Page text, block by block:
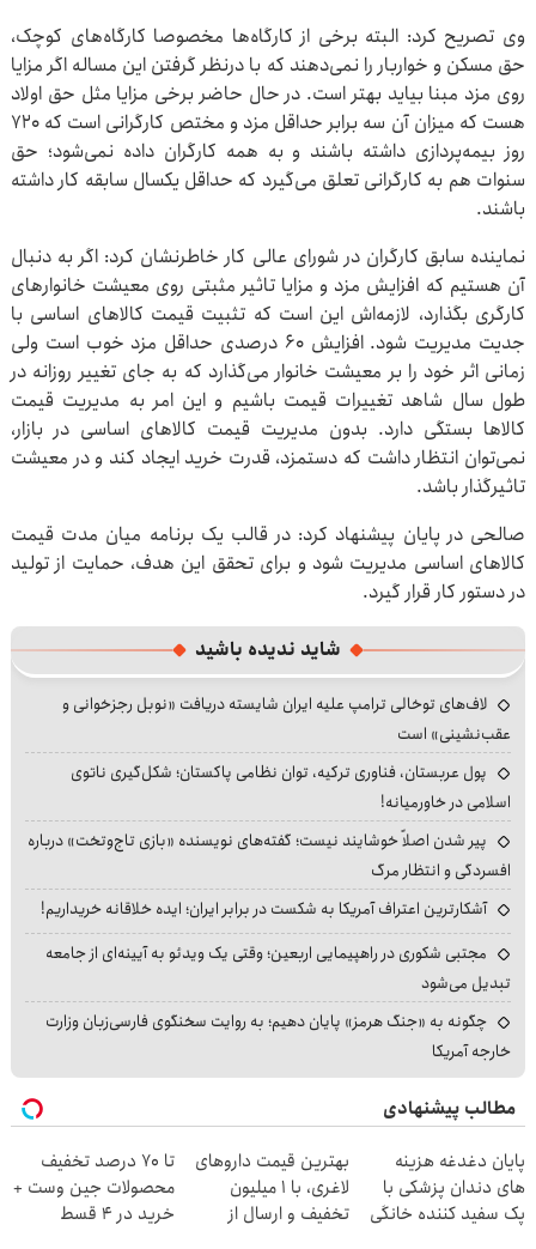
وی تصریح کرد: البته برخی از کارگاه‌ها مخصوصا کارگاه‌های کوچک،
حق مسکن و خواربار را نمی‌دهند که با درنظر گرفتن این مساله اگر مزایا
روی مزد مبنا بیاید بهتر است. در حال حاضر برخی مزایا مثل حق اولاد
هست که میزان آن سه برابر حداقل مزد و مختص کارگرانی است که ۷۲۰
روز بیمه‌پردازی داشته باشند و به همه کارگران داده نمی‌شود؛ حق
سنوات هم به کارگرانی تعلق می‌گیرد که حداقل یکسال سابقه کار داشته
باشند.
نماینده سابق کارگران در شورای عالی کار خاطرنشان کرد: اگر به دنبال
آن هستیم که افزایش مزد و مزایا تاثیر مثبتی روی معیشت خانوارهای
کارگری بگذارد، لازمه‌اش این است که تثبیت قیمت کالاهای اساسی با
جدیت مدیریت شود. افزایش ۶۰ درصدی حداقل مزد خوب است ولی
زمانی اثر خود را بر معیشت خانوار می‌گذارد که به جای تغییر روزانه در
طول سال شاهد تغییرات قیمت باشیم و این امر به مدیریت قیمت
کالاها بستگی دارد. بدون مدیریت قیمت کالاهای اساسی در بازار،
نمی‌توان انتظار داشت که دستمزد، قدرت خرید ایجاد کند و در معیشت
تاثیرگذار باشد.
صالحی در پایان پیشنهاد کرد: در قالب یک برنامه میان مدت قیمت
کالاهای اساسی مدیریت شود و برای تحقق این هدف، حمایت از تولید
در دستور کار قرار گیرد.
شاید ندیده باشید
لاف‌های توخالی ترامپ علیه ایران شایسته دریافت «نوبل رجزخوانی و
عقب‌نشینی» است
پول عربستان، فناوری ترکیه، توان نظامی پاکستان؛ شکل‌گیری ناتوی
اسلامی در خاورمیانه!
پیر شدن اصلاً خوشایند نیست؛ گفته‌های نویسنده «بازی تاج‌وتخت» درباره
افسردگی و انتظار مرگ
آشکارترین اعتراف آمریکا به شکست در برابر ایران؛ ایده خلاقانه خریداریم!
مجتبی شکوری در راهپیمایی اربعین؛ وقتی یک ویدئو به آیینه‌ای از جامعه
تبدیل می‌شود
چگونه به «جنگ هرمز» پایان دهیم؛ به روایت سخنگوی فارسی‌زبان وزارت
خارجه آمریکا
مطالب پیشنهادی
پایان دغدغه هزینه
های دندان پزشکی با
پک سفید کننده خانگی
بهترین قیمت داروهای
لاغری، با ۱ میلیون
تخفیف و ارسال از
تا 70 درصد تخفیف
محصولات جین وست +
خرید در 4 قسط